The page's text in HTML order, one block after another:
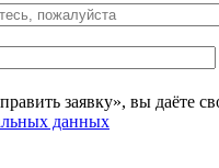
заявку», вы даёте
данных